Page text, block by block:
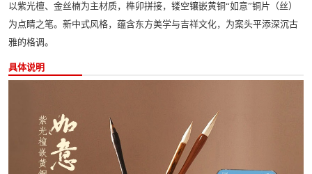
以紫光檀、金丝楠为主材质，榫卯拼接，镂空镶嵌黄铜“如意”铜片（丝）
为点睛之笔。新中式风格，蕴含东方美学与吉祥文化，为案头平添深沉古
雅的格调。
具体说明